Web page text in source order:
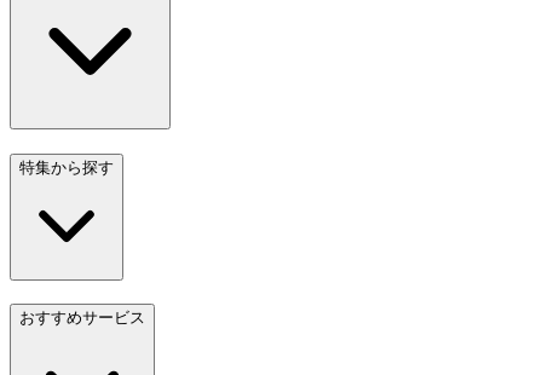
特集から探す
おすすめサービス